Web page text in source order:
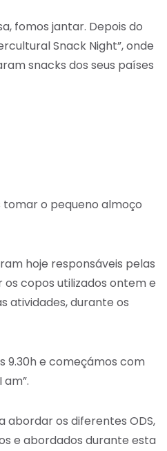
fomos jantar. Depois do
Snack Night”, onde
snacks dos seus países
o pequeno almoço
hoje responsáveis pelas
copos utilizados ontem e
atividades, durante os
9.30h e começámos com
abordar os diferentes ODS,
e abordados durante esta